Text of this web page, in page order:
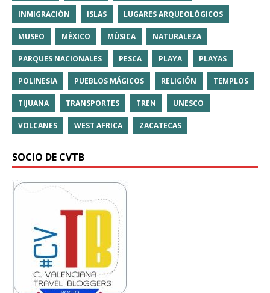
INMIGRACIÓN ISLAS LUGARES ARQUEOLÓGICOS
MUSEO MÉXICO MÚSICA NATURALEZA
PARQUES NACIONALES PESCA PLAYA PLAYAS
POLINESIA PUEBLOS MÁGICOS RELIGIÓN TEMPLOS
TIJUANA TRANSPORTES TREN UNESCO
VOLCANES WEST AFRICA ZACATECAS
SOCIO DE CVTB